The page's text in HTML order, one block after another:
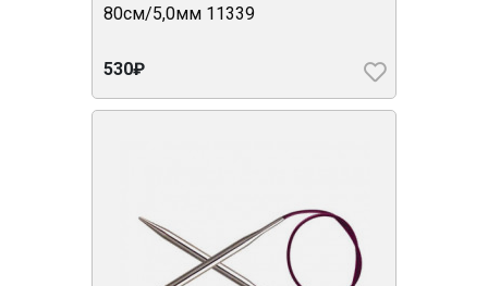
80см/5,0мм 11339
530₽